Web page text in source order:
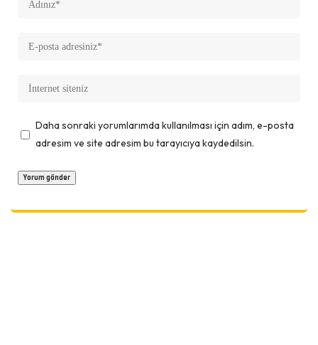
Daha sonraki yorumlarımda kullanılması için adım, e-posta
adresim ve site adresim bu tarayıcıya kaydedilsin.